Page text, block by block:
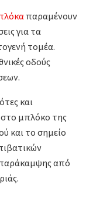
παραμένουν
για τα
τομέα.
οδούς
και
στο μπλόκο της
και το σημείο
από